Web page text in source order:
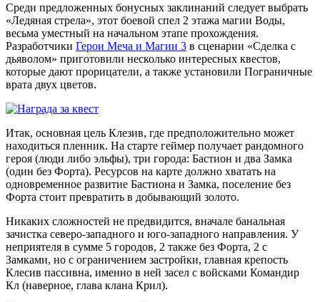
Среди предложенных бонусных заклинаний следует выбрать
«Ледяная стрела», этот боевой спел 2 этажа магии Воды,
весьма уместный на начальном этапе прохождения.
Разработчики Герои Меча и Магии 3 в сценарии «Сделка с
дьяволом» приготовили несколько интересных квестов,
которые дают прорицатели, а также установили Пограничные
врата двух цветов.
Итак, основная цель Клезив, где предположительно может
находиться пленник. На старте геймер получает рандомного
героя (люди либо эльфы), три города: Бастион и два Замка
(один без Форта). Ресурсов на карте должно хватать на
одновременное развитие Бастиона и Замка, поселение без
Форта стоит превратить в добывающий золото.
Никаких сложностей не предвидится, вначале банальная
зачистка северо-западного и юго-западного направления. У
неприятеля в сумме 5 городов, 2 также без Форта, 2 с
Замками, но с ограничением застройки, главная крепость
Клесив пассивна, именно в ней засел с войсками Командир
Кл (наверное, глава клана Крил).